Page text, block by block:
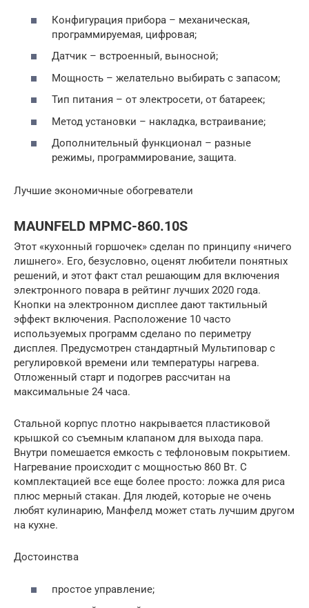
Конфигурация прибора – механическая,
программируемая, цифровая;
Датчик – встроенный, выносной;
Мощность – желательно выбирать с запасом;
Тип питания – от электросети, от батареек;
Метод установки – накладка, встраивание;
Дополнительный функционал – разные
режимы, программирование, защита.
Лучшие экономичные обогреватели
MAUNFELD MPMC-860.10S
Этот «кухонный горшочек» сделан по принципу «ничего
лишнего». Его, безусловно, оценят любители понятных
решений, и этот факт стал решающим для включения
электронного повара в рейтинг лучших 2020 года.
Кнопки на электронном дисплее дают тактильный
эффект включения. Расположение 10 часто
используемых программ сделано по периметру
дисплея. Предусмотрен стандартный Мультиповар с
регулировкой времени или температуры нагрева.
Отложенный старт и подогрев рассчитан на
максимальные 24 часа.
Стальной корпус плотно накрывается пластиковой
крышкой со съемным клапаном для выхода пара.
Внутри помешается емкость с тефлоновым покрытием.
Нагревание происходит с мощностью 860 Вт. С
комплектацией все еще более просто: ложка для риса
плюс мерный стакан. Для людей, которые не очень
любят кулинарию, Манфелд может стать лучшим другом
на кухне.
Достоинства
простое управление;